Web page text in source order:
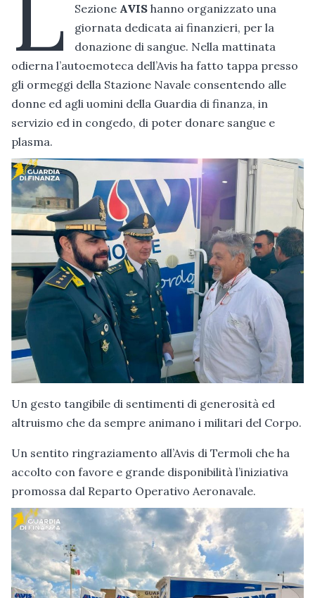
Sezione AVIS hanno organizzato una
giornata dedicata ai finanzieri, per la
donazione di sangue. Nella mattinata
odierna l’autoemoteca dell’Avis ha fatto tappa presso
gli ormeggi della Stazione Navale consentendo alle
donne ed agli uomini della Guardia di finanza, in
servizio ed in congedo, di poter donare sangue e
plasma.
Un gesto tangibile di sentimenti di generosità ed
altruismo che da sempre animano i militari del Corpo.
Un sentito ringraziamento all’Avis di Termoli che ha
accolto con favore e grande disponibilità l’iniziativa
promossa dal Reparto Operativo Aeronavale.